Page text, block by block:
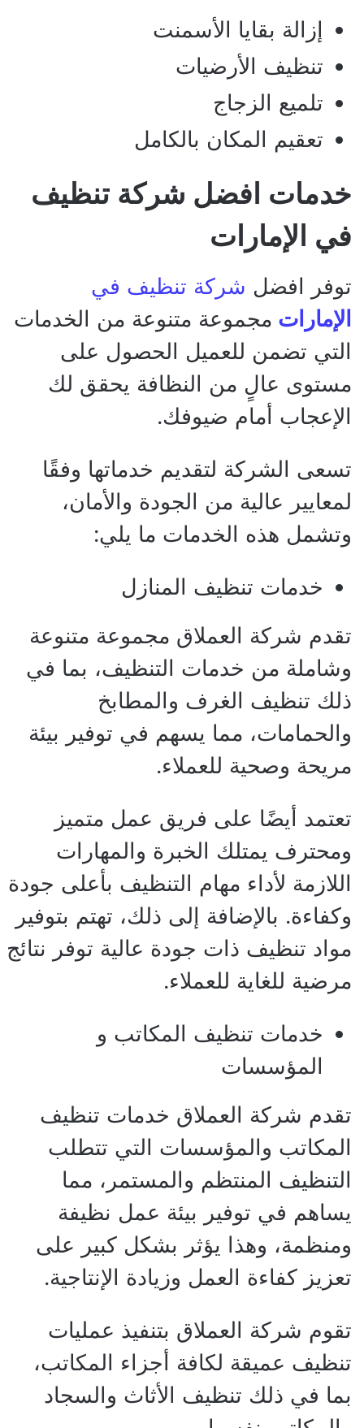
إزالة بقايا الأسمنت
تنظيف الأرضيات
تلميع الزجاج
تعقيم المكان بالكامل
خدمات افضل شركة تنظيف
في الإمارات
توفر افضل شركة تنظيف في
الإمارات مجموعة متنوعة من الخدمات
التي تضمن للعميل الحصول على
مستوى عالٍ من النظافة يحقق لك
الإعجاب أمام ضيوفك.
تسعى الشركة لتقديم خدماتها وفقًا
لمعايير عالية من الجودة والأمان،
وتشمل هذه الخدمات ما يلي:
خدمات تنظيف المنازل
تقدم شركة العملاق مجموعة متنوعة
وشاملة من خدمات التنظيف، بما في
ذلك تنظيف الغرف والمطابخ
والحمامات، مما يسهم في توفير بيئة
مريحة وصحية للعملاء.
تعتمد أيضًا على فريق عمل متميز
ومحترف يمتلك الخبرة والمهارات
اللازمة لأداء مهام التنظيف بأعلى جودة
وكفاءة. بالإضافة إلى ذلك، تهتم بتوفير
مواد تنظيف ذات جودة عالية توفر نتائج
مرضية للغاية للعملاء.
خدمات تنظيف المكاتب و
المؤسسات
تقدم شركة العملاق خدمات تنظيف
المكاتب والمؤسسات التي تتطلب
التنظيف المنتظم والمستمر، مما
يساهم في توفير بيئة عمل نظيفة
ومنظمة، وهذا يؤثر بشكل كبير على
تعزيز كفاءة العمل وزيادة الإنتاجية.
تقوم شركة العملاق بتنفيذ عمليات
تنظيف عميقة لكافة أجزاء المكاتب،
بما في ذلك تنظيف الأثاث والسجاد